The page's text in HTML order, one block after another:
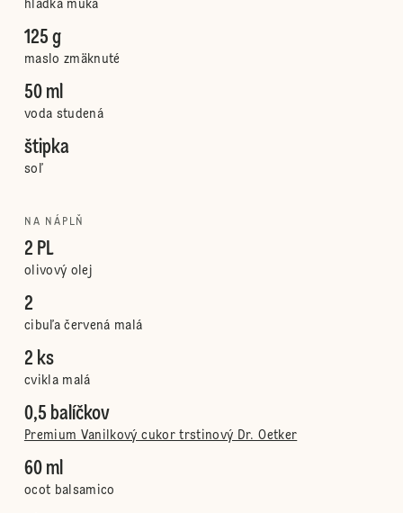
hladká múka
125 g
maslo zmäknuté
50 ml
voda studená
štipka
soľ
NA NÁPLŇ
2 PL
olivový olej
2
cibuľa červená malá
2 ks
cvikla malá
0,5 balíčkov
Premium Vanilkový cukor trstinový Dr. Oetker
60 ml
ocot balsamico